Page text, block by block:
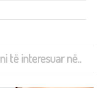
të interesuar në..